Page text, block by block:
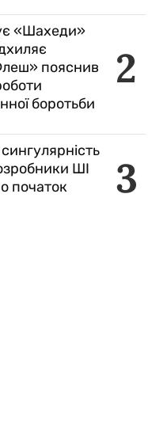
2
«Шахеди»
пояснив
боротьби
3
ШІ
початок